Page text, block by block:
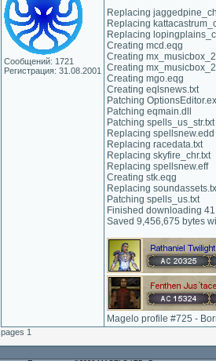
Сообщений: 1721
Регистрация: 31.08.2001
Replacing
Replacing
Replacing
Creating mcd.eqg
Creating
Creating
Creating mgo.eqg
Creating eqlsnews.txt
Patching
Patching eqmain.dll
Patching spells_us_str.txt
Replacing spellsnew.edd
Replacing racedata.txt
Replacing skyfire_chr.txt
Replacing spellsnew.eff
Creating stk.eqg
Replacing
Patching spells_us.txt
Finished downloading
Saved 9,456,675 bytes
Magelo profile #725 -
pages 1